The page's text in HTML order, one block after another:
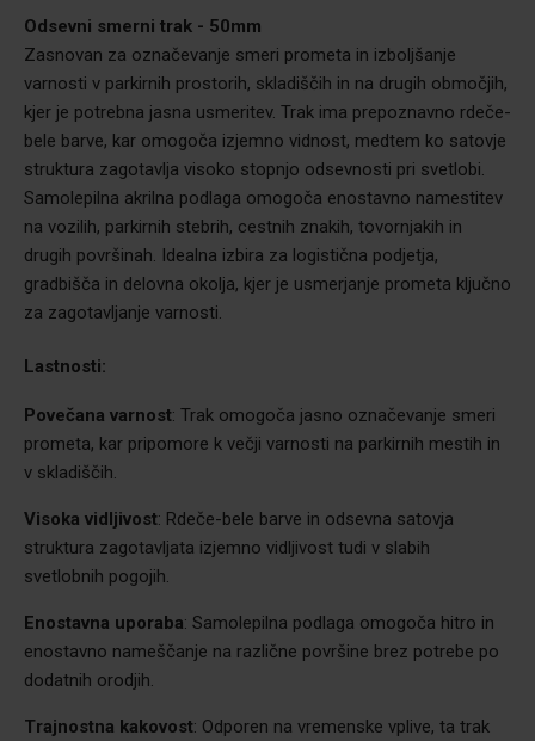
Odsevni smerni trak - 50mm
Zasnovan za označevanje smeri prometa in izboljšanje
varnosti v parkirnih prostorih, skladiščih in na drugih območjih,
kjer je potrebna jasna usmeritev. Trak ima prepoznavno rdeče-
bele barve, kar omogoča izjemno vidnost, medtem ko satovje
struktura zagotavlja visoko stopnjo odsevnosti pri svetlobi.
Samolepilna akrilna podlaga omogoča enostavno namestitev
na vozilih, parkirnih stebrih, cestnih znakih, tovornjakih in
drugih površinah. Idealna izbira za logistična podjetja,
gradbišča in delovna okolja, kjer je usmerjanje prometa ključno
za zagotavljanje varnosti.
Lastnosti:
Povečana varnost: Trak omogoča jasno označevanje smeri
prometa, kar pripomore k večji varnosti na parkirnih mestih in
v skladiščih.
Visoka vidljivost: Rdeče-bele barve in odsevna satovja
struktura zagotavljata izjemno vidljivost tudi v slabih
svetlobnih pogojih.
Enostavna uporaba: Samolepilna podlaga omogoča hitro in
enostavno nameščanje na različne površine brez potrebe po
dodatnih orodjih.
Trajnostna kakovost: Odporen na vremenske vplive, ta trak